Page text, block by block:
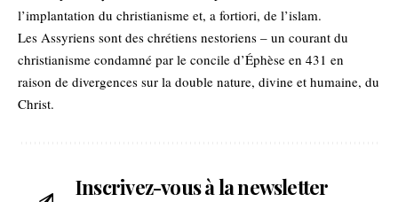
l’implantation du christianisme et, a fortiori, de l’islam.
Les Assyriens sont des chrétiens nestoriens – un courant du
christianisme condamné par le concile d’Éphèse en 431 en
raison de divergences sur la double nature, divine et humaine, du
Christ.
Inscrivez-vous à la newsletter